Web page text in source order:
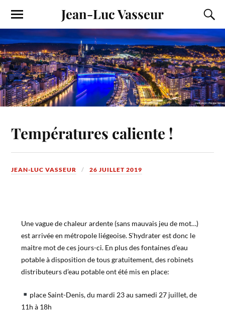
Jean-Luc Vasseur
Températures caliente !
JEAN-LUC VASSEUR 26 JUILLET 2019
Une vague de chaleur ardente (sans mauvais jeu de mot…)
est arrivée en métropole liégeoise. S’hydrater est donc le
maitre mot de ces jours-ci. En plus des fontaines d’eau
potable à disposition de tous gratuitement, des robinets
distributeurs d’eau potable ont été mis en place:
place Saint-Denis, du mardi 23 au samedi 27 juillet, de
11h à 18h